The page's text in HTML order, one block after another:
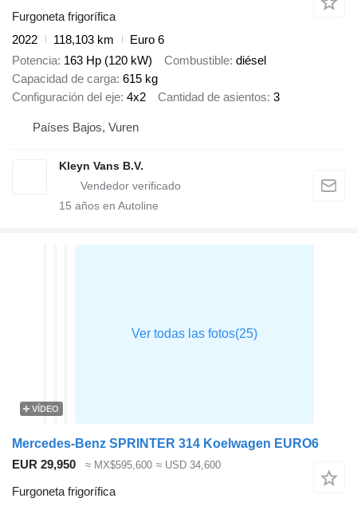
Furgoneta frigorífica
2022
118,103 km
Euro 6
Potencia 163 Hp (120 kW) Combustible diésel
Capacidad de carga 615 kg
Configuración del eje 4x2 Cantidad de asientos 3
Países Bajos, Vuren
Kleyn Vans B.V.
15 años en Autoline
VÍDEO
Mercedes-Benz SPRINTER 314 Koelwagen EURO6
EUR 29,950
≈ MX$595,600 ≈ USD 34,600
Furgoneta frigorífica